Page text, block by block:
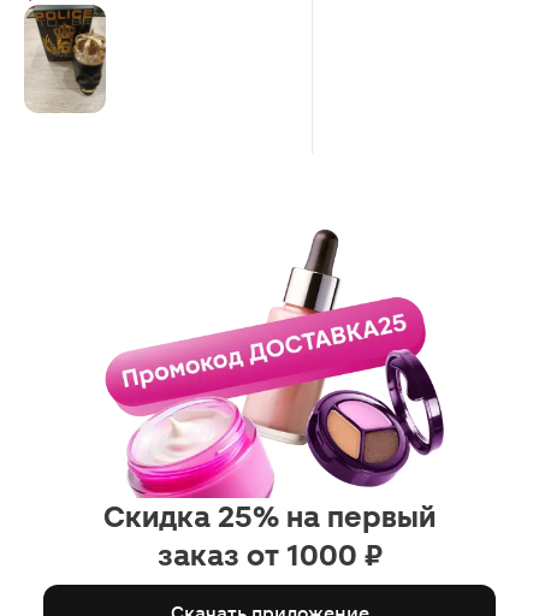
Скидка 25% на первый
заказ от 1000 ₽